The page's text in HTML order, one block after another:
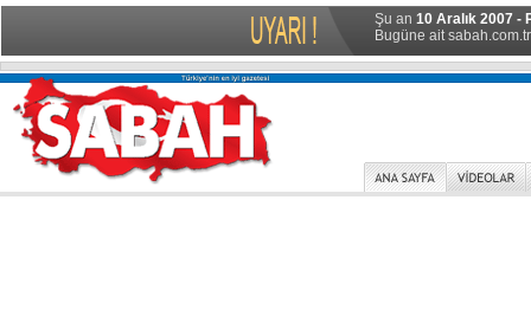
Şu an 10 Aralık 2007 -
Bugüne ait